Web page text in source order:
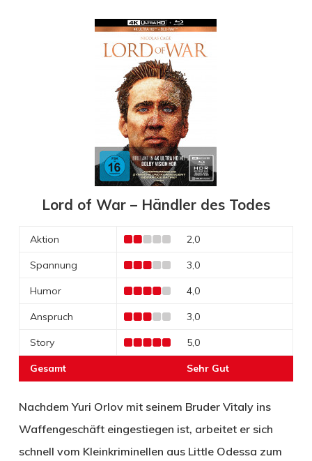
Lord of War – Händler des Todes
Aktion 2,0
Spannung 3,0
Humor 4,0
Anspruch 3,0
Story 5,0
Gesamt Sehr Gut
Nachdem Yuri Orlov mit seinem Bruder Vitaly ins
Waffengeschäft eingestiegen ist, arbeitet er sich
schnell vom Kleinkriminellen aus Little Odessa zum